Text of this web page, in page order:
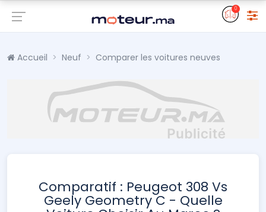
0
Accueil Neuf Comparer les voitures neuves
Comparatif : Peugeot 308 Vs
Geely Geometry C - Quelle